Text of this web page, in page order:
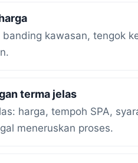
kawasan, tengok
terma jelas
harga, tempoh SPA,
meneruskan proses.